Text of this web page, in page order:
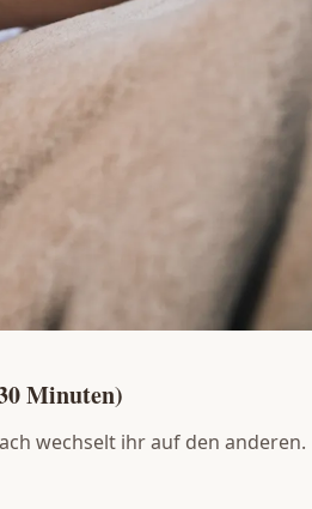
Minuten)
wechselt ihr auf den anderen.